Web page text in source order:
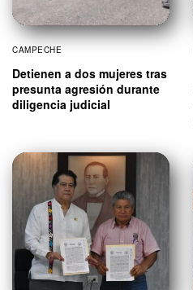
CAMPECHE
Detienen a dos mujeres tras
presunta agresión durante
diligencia judicial